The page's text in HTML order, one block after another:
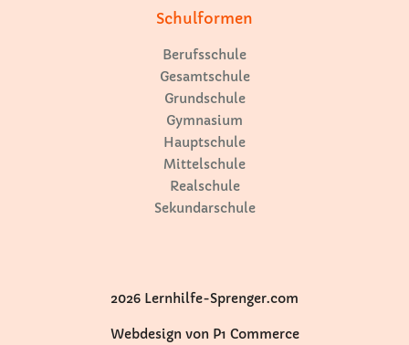
Schulformen
Berufsschule
Gesamtschule
Grundschule
Gymnasium
Hauptschule
Mittelschule
Realschule
Sekundarschule
2026 Lernhilfe-Sprenger.com
Webdesign von P1 Commerce